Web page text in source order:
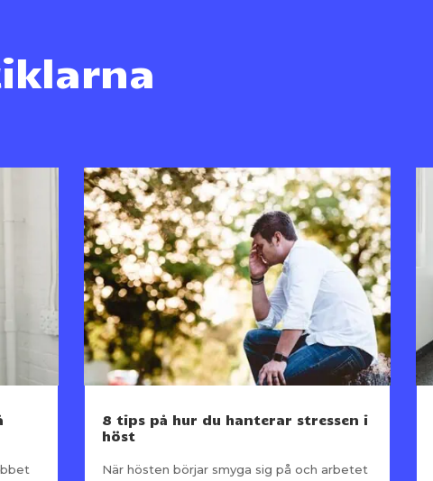
8 tips på hur du hanterar stressen i
höst
När hösten börjar smyga sig på och arbetet